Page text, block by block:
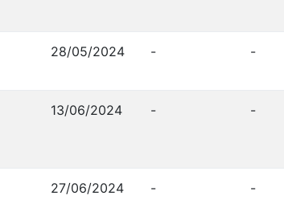
28/05/2024 - -
13/06/2024 - -
27/06/2024 - -